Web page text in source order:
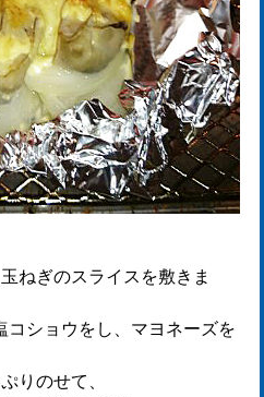
ねぎのスライスを敷きま
コショウをし、マヨネーズを
りのせて、